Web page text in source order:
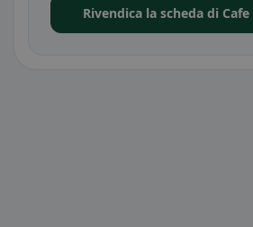
Rivendica la scheda di